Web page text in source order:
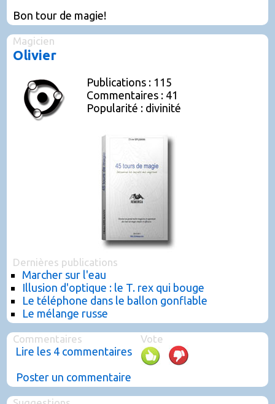
Bon tour de magie!
Magicien
Olivier
Publications : 115
Commentaires : 41
Popularité : divinité
Dernières publications
Marcher sur l'eau
Illusion d'optique : le T. rex qui bouge
Le téléphone dans le ballon gonflable
Le mélange russe
Commentaires
Lire les 4 commentaires
Poster un commentaire
Vote